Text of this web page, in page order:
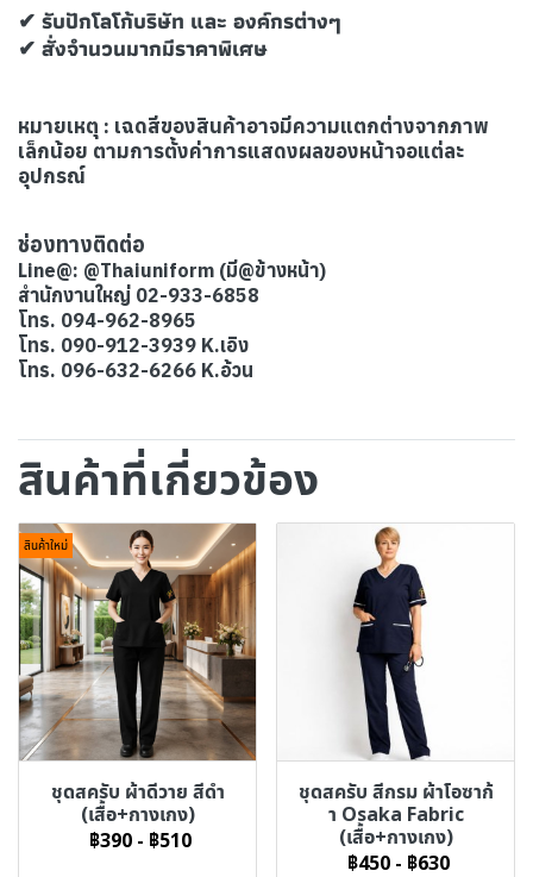
✔ รับปักโลโก้บริษัท และ องค์กรต่างๆ
✔ สั่งจำนวนมากมีราคาพิเศษ
หมายเหตุ : เฉดสีของสินค้าอาจมีความแตกต่างจากภาพ
เล็กน้อย ตามการตั้งค่าการแสดงผลของหน้าจอแต่ละ
อุปกรณ์
ช่องทางติดต่อ
Line@: @Thaiuniform (มี@ข้างหน้า)
สำนักงานใหญ่ 02-933-6858
โทร. 094-962-8965
โทร. 090-912-3939 K.เอิง
โทร. 096-632-6266 K.อ้วน
สินค้าที่เกี่ยวข้อง
สินค้าใหม่
ชุดสครับ ผ้าดีวาย สีดำ
(เสื้อ+กางเกง)
฿390 - ฿510
ชุดสครับ สีกรม ผ้าโอซาก้
า Osaka Fabric
(เสื้อ+กางเกง)
฿450 - ฿630